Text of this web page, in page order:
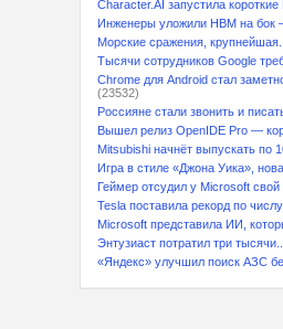
Character.AI запустила
Инженеры уложили HBM на бок
Морские сражения, крупнейшая...
Тысячи сотрудников Google
Chrome для Android стал
(23532)
Россияне стали звонить и
Вышел релиз OpenIDE Pro —
Mitsubishi начнёт выпускать по
Игра в стиле «Джона Уика»,
Геймер отсудил у Microsoft свой
Tesla поставила рекорд по
Microsoft представила ИИ,
Энтузиаст потратил три тысячи...
«Яндекс» улучшил поиск АЗС